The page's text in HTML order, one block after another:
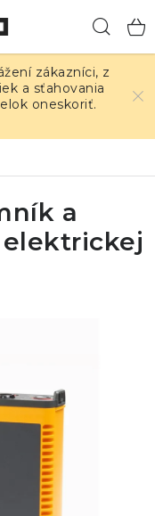
zákazníci, z
a sťahovania
oneskoriť.
a